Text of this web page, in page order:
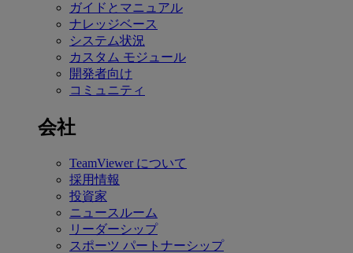
ガイドとマニュアル
ナレッジベース
システム状況
カスタム モジュール
開発者向け
コミュニティ
会社
TeamViewer について
採用情報
投資家
ニュースルーム
リーダーシップ
スポーツ パートナーシップ